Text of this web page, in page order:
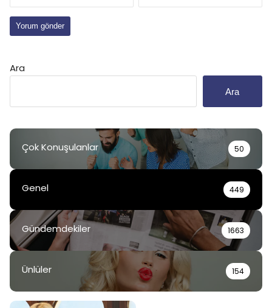
Ara
Ara
Çok Konuşulanlar 50
Genel 449
Gündemdekiler 1663
Ünlüler 154